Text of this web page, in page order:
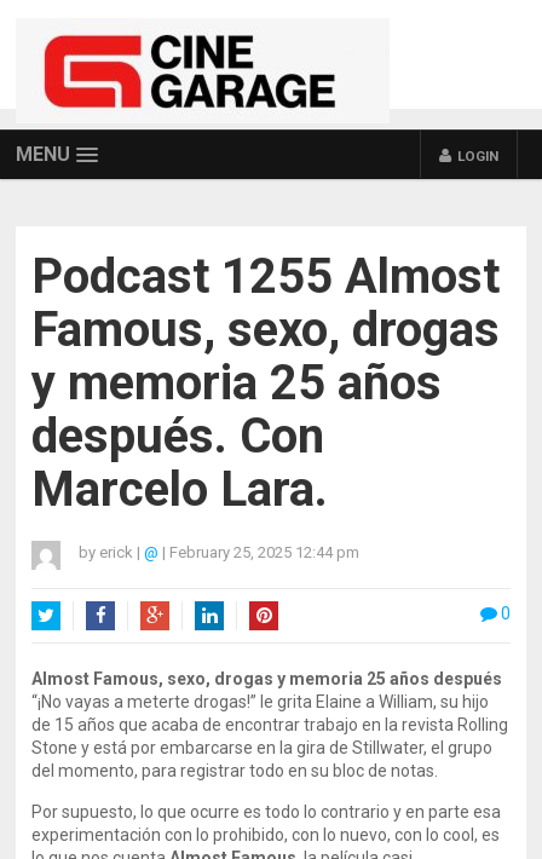
MENU LOGIN
Podcast 1255 Almost
Famous, sexo, drogas
y memoria 25 años
después. Con
Marcelo Lara.
by erick | @ | February 25, 2025 12:44 pm
0
Almost Famous, sexo, drogas y memoria 25 años después
“¡No vayas a meterte drogas!” le grita Elaine a William, su hijo
de 15 años que acaba de encontrar trabajo en la revista Rolling
Stone y está por embarcarse en la gira de Stillwater, el grupo
del momento, para registrar todo en su bloc de notas.
Por supuesto, lo que ocurre es todo lo contrario y en parte esa
experimentación con lo prohibido, con lo nuevo, con lo cool, es